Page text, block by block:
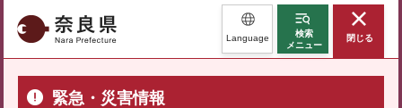
奈良県 Language
検索
メニュー
閉じる
緊急・災害情報